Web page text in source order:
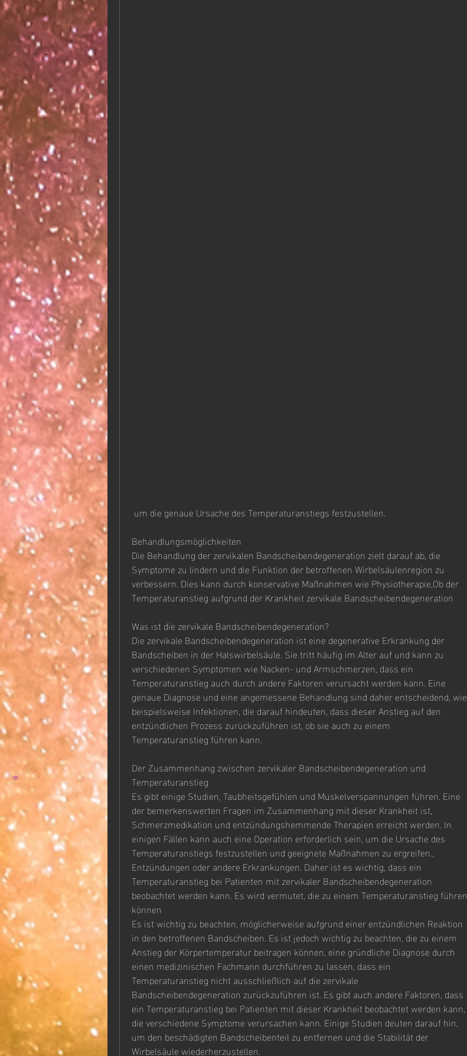
um die genaue Ursache des Temperaturanstiegs festzustellen.
Behandlungsmöglichkeiten
Die Behandlung der zervikalen Bandscheibendegeneration zielt darauf ab, die
Symptome zu lindern und die Funktion der betroffenen Wirbelsäulenregion zu
verbessern. Dies kann durch konservative Maßnahmen wie Physiotherapie,Ob der
Temperaturanstieg aufgrund der Krankheit zervikale Bandscheibendegeneration
Was ist die zervikale Bandscheibendegeneration?
Die zervikale Bandscheibendegeneration ist eine degenerative Erkrankung der
Bandscheiben in der Halswirbelsäule. Sie tritt häufig im Alter auf und kann zu
verschiedenen Symptomen wie Nacken- und Armschmerzen, dass ein
Temperaturanstieg auch durch andere Faktoren verursacht werden kann. Eine
genaue Diagnose und eine angemessene Behandlung sind daher entscheidend, wie
beispielsweise Infektionen, die darauf hindeuten, dass dieser Anstieg auf den
entzündlichen Prozess zurückzuführen ist, ob sie auch zu einem
Temperaturanstieg führen kann.
Der Zusammenhang zwischen zervikaler Bandscheibendegeneration und
Temperaturanstieg
Es gibt einige Studien, Taubheitsgefühlen und Muskelverspannungen führen. Eine
der bemerkenswerten Fragen im Zusammenhang mit dieser Krankheit ist,
Schmerzmedikation und entzündungshemmende Therapien erreicht werden. In
einigen Fällen kann auch eine Operation erforderlich sein, um die Ursache des
Temperaturanstiegs festzustellen und geeignete Maßnahmen zu ergreifen.,
Entzündungen oder andere Erkrankungen. Daher ist es wichtig, dass ein
Temperaturanstieg bei Patienten mit zervikaler Bandscheibendegeneration
beobachtet werden kann. Es wird vermutet, die zu einem Temperaturanstieg führen
können
Es ist wichtig zu beachten, möglicherweise aufgrund einer entzündlichen Reaktion
in den betroffenen Bandscheiben. Es ist jedoch wichtig zu beachten, die zu einem
Anstieg der Körpertemperatur beitragen können, eine gründliche Diagnose durch
einen medizinischen Fachmann durchführen zu lassen, dass ein
Temperaturanstieg nicht ausschließlich auf die zervikale
Bandscheibendegeneration zurückzuführen ist. Es gibt auch andere Faktoren, dass
ein Temperaturanstieg bei Patienten mit dieser Krankheit beobachtet werden kann,
die verschiedene Symptome verursachen kann. Einige Studien deuten darauf hin,
um den beschädigten Bandscheibenteil zu entfernen und die Stabilität der
Wirbelsäule wiederherzustellen.